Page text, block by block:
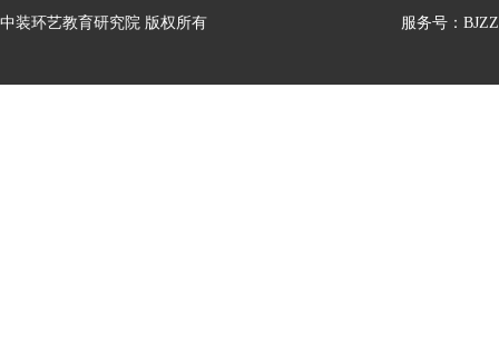
中装环艺教育研究院 版权所有
服务号：